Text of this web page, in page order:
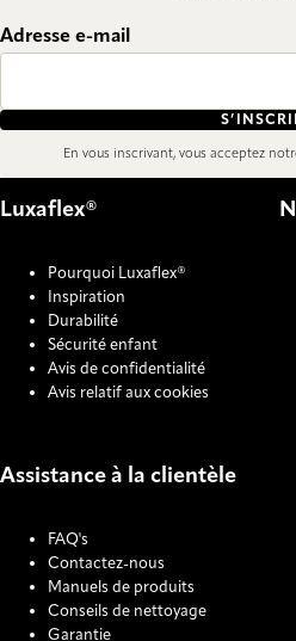
Adresse e-mail
En vous inscrivant, vous acceptez
Luxaflex®
Pourquoi Luxaflex®
Inspiration
Durabilité
Sécurité enfant
Avis de confidentialité
Avis relatif aux cookies
Assistance à la clientèle
FAQ's
Contactez-nous
Manuels de produits
Conseils de nettoyage
Garantie